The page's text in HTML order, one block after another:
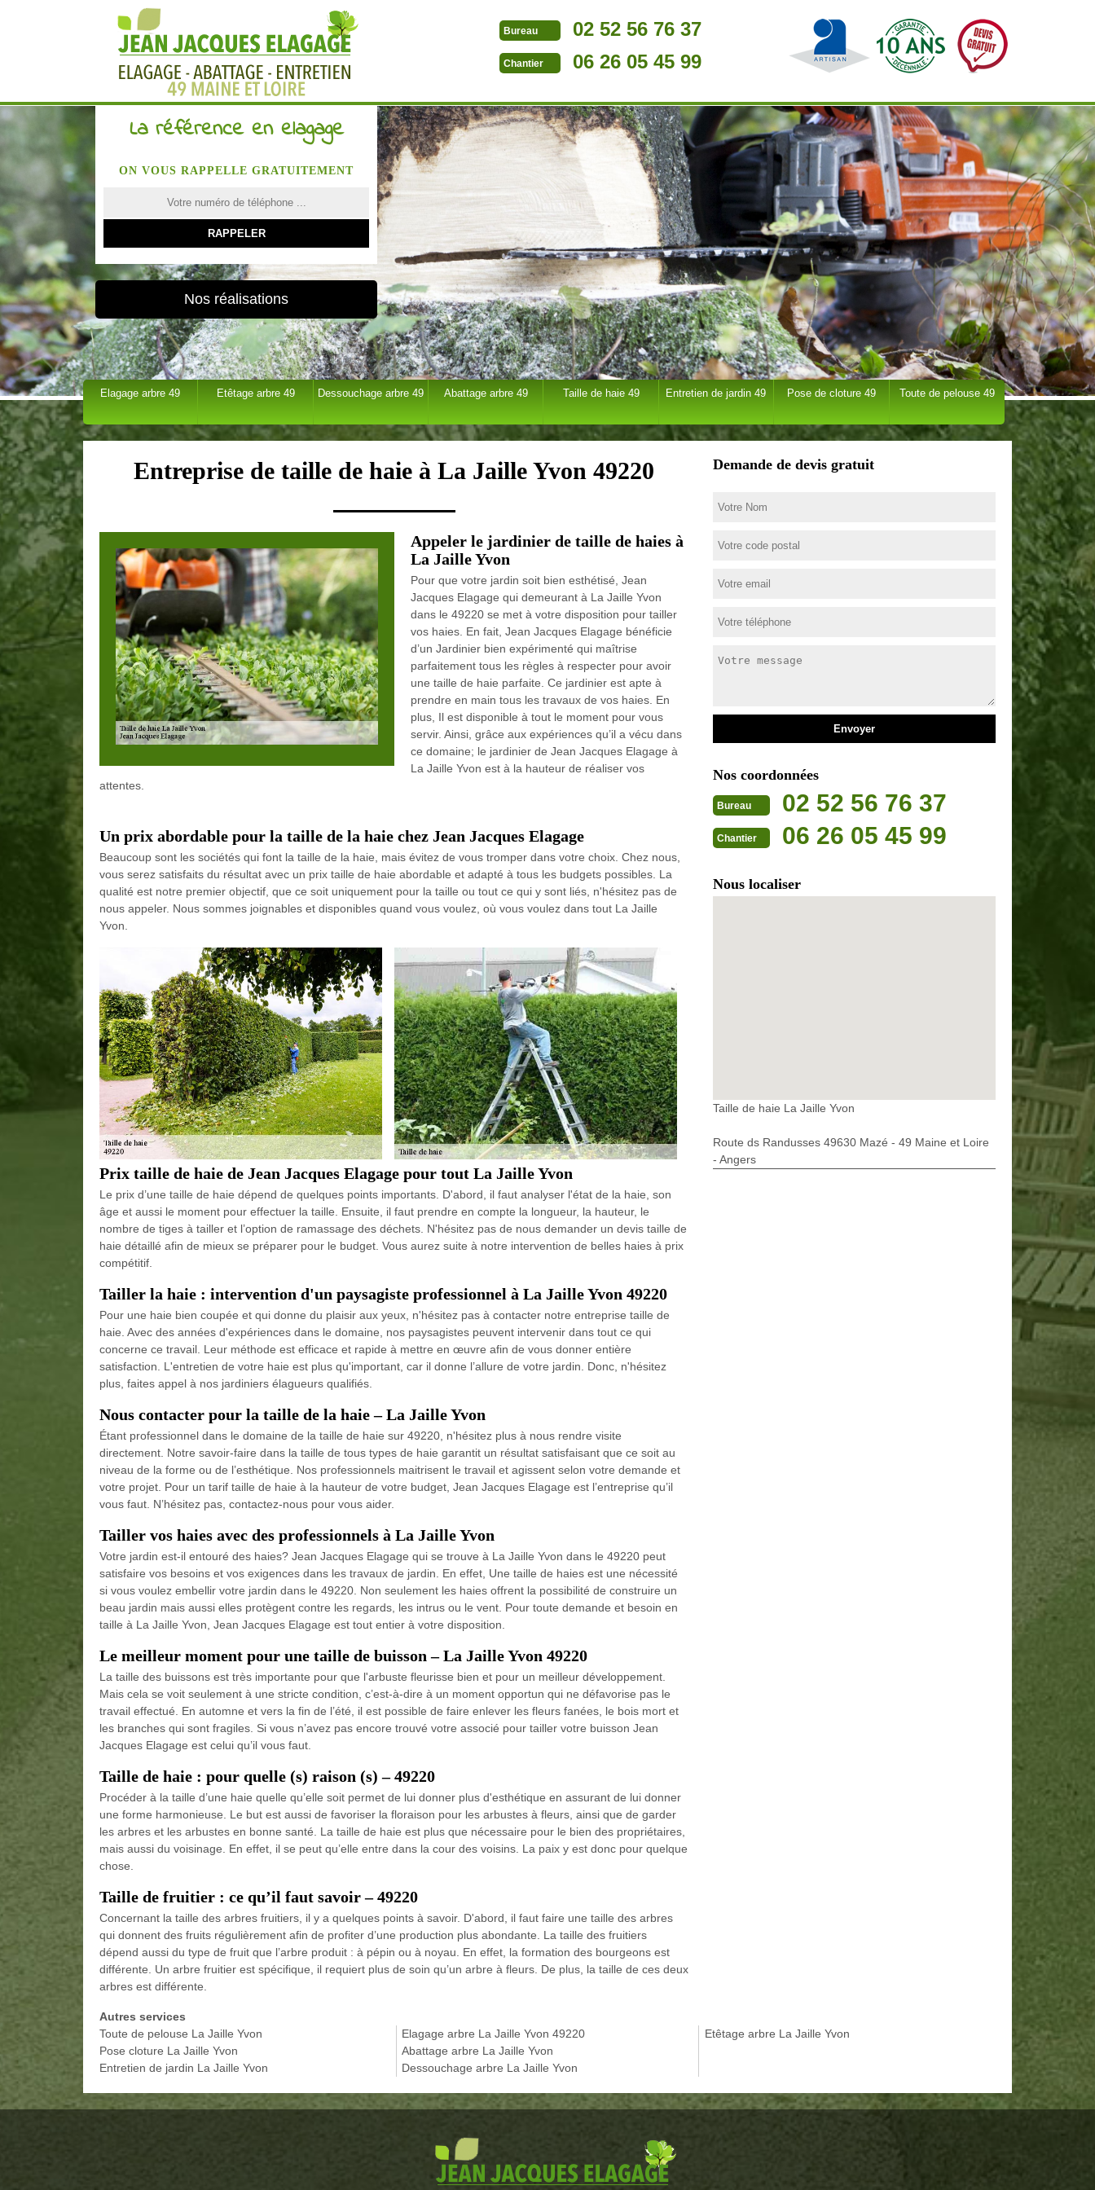
Bureau 02 52 56 76 37
Chantier 06 26 05 45 99
La référence en elagage
ON VOUS RAPPELLE GRATUITEMENT
Nos réalisations
Elagage arbre 49 Etêtage arbre 49 Dessouchage arbre 49 Abattage arbre 49 Taille de haie 49 Entretien de jardin 49 Pose de cloture 49 Toute de pelouse 49
Entreprise de taille de haie à La Jaille Yvon 49220
Appeler le jardinier de taille de haies à
La Jaille Yvon
Pour que votre jardin soit bien esthétisé, Jean
Jacques Elagage qui demeurant à La Jaille Yvon
dans le 49220 se met à votre disposition pour tailler
vos haies. En fait, Jean Jacques Elagage bénéficie
d’un Jardinier bien expérimenté qui maîtrise
parfaitement tous les règles à respecter pour avoir
une taille de haie parfaite. Ce jardinier est apte à
prendre en main tous les travaux de vos haies. En
plus, Il est disponible à tout le moment pour vous
servir. Ainsi, grâce aux expériences qu’il a vécu dans
ce domaine; le jardinier de Jean Jacques Elagage à
La Jaille Yvon est à la hauteur de réaliser vos
attentes.
Un prix abordable pour la taille de la haie chez Jean Jacques Elagage
Beaucoup sont les sociétés qui font la taille de la haie, mais évitez de vous tromper dans votre choix. Chez nous,
vous serez satisfaits du résultat avec un prix taille de haie abordable et adapté à tous les budgets possibles. La
qualité est notre premier objectif, que ce soit uniquement pour la taille ou tout ce qui y sont liés, n'hésitez pas de
nous appeler. Nous sommes joignables et disponibles quand vous voulez, où vous voulez dans tout La Jaille
Yvon.
Prix taille de haie de Jean Jacques Elagage pour tout La Jaille Yvon
Le prix d’une taille de haie dépend de quelques points importants. D'abord, il faut analyser l'état de la haie, son
âge et aussi le moment pour effectuer la taille. Ensuite, il faut prendre en compte la longueur, la hauteur, le
nombre de tiges à tailler et l’option de ramassage des déchets. N'hésitez pas de nous demander un devis taille de
haie détaillé afin de mieux se préparer pour le budget. Vous aurez suite à notre intervention de belles haies à prix
compétitif.
Tailler la haie : intervention d'un paysagiste professionnel à La Jaille Yvon 49220
Pour une haie bien coupée et qui donne du plaisir aux yeux, n'hésitez pas à contacter notre entreprise taille de
haie. Avec des années d'expériences dans le domaine, nos paysagistes peuvent intervenir dans tout ce qui
concerne ce travail. Leur méthode est efficace et rapide à mettre en œuvre afin de vous donner entière
satisfaction. L'entretien de votre haie est plus qu'important, car il donne l’allure de votre jardin. Donc, n'hésitez
plus, faites appel à nos jardiniers élagueurs qualifiés.
Nous contacter pour la taille de la haie – La Jaille Yvon
Étant professionnel dans le domaine de la taille de haie sur 49220, n'hésitez plus à nous rendre visite
directement. Notre savoir-faire dans la taille de tous types de haie garantit un résultat satisfaisant que ce soit au
niveau de la forme ou de l’esthétique. Nos professionnels maitrisent le travail et agissent selon votre demande et
votre projet. Pour un tarif taille de haie à la hauteur de votre budget, Jean Jacques Elagage est l’entreprise qu’il
vous faut. N’hésitez pas, contactez-nous pour vous aider.
Tailler vos haies avec des professionnels à La Jaille Yvon
Votre jardin est-il entouré des haies? Jean Jacques Elagage qui se trouve à La Jaille Yvon dans le 49220 peut
satisfaire vos besoins et vos exigences dans les travaux de jardin. En effet, Une taille de haies est une nécessité
si vous voulez embellir votre jardin dans le 49220. Non seulement les haies offrent la possibilité de construire un
beau jardin mais aussi elles protègent contre les regards, les intrus ou le vent. Pour toute demande et besoin en
taille à La Jaille Yvon, Jean Jacques Elagage est tout entier à votre disposition.
Le meilleur moment pour une taille de buisson – La Jaille Yvon 49220
La taille des buissons est très importante pour que l'arbuste fleurisse bien et pour un meilleur développement.
Mais cela se voit seulement à une stricte condition, c’est-à-dire à un moment opportun qui ne défavorise pas le
travail effectué. En automne et vers la fin de l’été, il est possible de faire enlever les fleurs fanées, le bois mort et
les branches qui sont fragiles. Si vous n’avez pas encore trouvé votre associé pour tailler votre buisson Jean
Jacques Elagage est celui qu’il vous faut.
Taille de haie : pour quelle (s) raison (s) – 49220
Procéder à la taille d’une haie quelle qu’elle soit permet de lui donner plus d'esthétique en assurant de lui donner
une forme harmonieuse. Le but est aussi de favoriser la floraison pour les arbustes à fleurs, ainsi que de garder
les arbres et les arbustes en bonne santé. La taille de haie est plus que nécessaire pour le bien des propriétaires,
mais aussi du voisinage. En effet, il se peut qu’elle entre dans la cour des voisins. La paix y est donc pour quelque
chose.
Taille de fruitier : ce qu’il faut savoir – 49220
Concernant la taille des arbres fruitiers, il y a quelques points à savoir. D'abord, il faut faire une taille des arbres
qui donnent des fruits régulièrement afin de profiter d’une production plus abondante. La taille des fruitiers
dépend aussi du type de fruit que l’arbre produit : à pépin ou à noyau. En effet, la formation des bourgeons est
différente. Un arbre fruitier est spécifique, il requiert plus de soin qu’un arbre à fleurs. De plus, la taille de ces deux
arbres est différente.
Demande de devis gratuit
Nos coordonnées
Bureau 02 52 56 76 37
Chantier 06 26 05 45 99
Nous localiser
Taille de haie La Jaille Yvon
Route ds Randusses 49630 Mazé - 49 Maine et Loire
- Angers
Autres services
Toute de pelouse La Jaille Yvon
Pose cloture La Jaille Yvon
Entretien de jardin La Jaille Yvon
Elagage arbre La Jaille Yvon 49220
Abattage arbre La Jaille Yvon
Dessouchage arbre La Jaille Yvon
Etêtage arbre La Jaille Yvon